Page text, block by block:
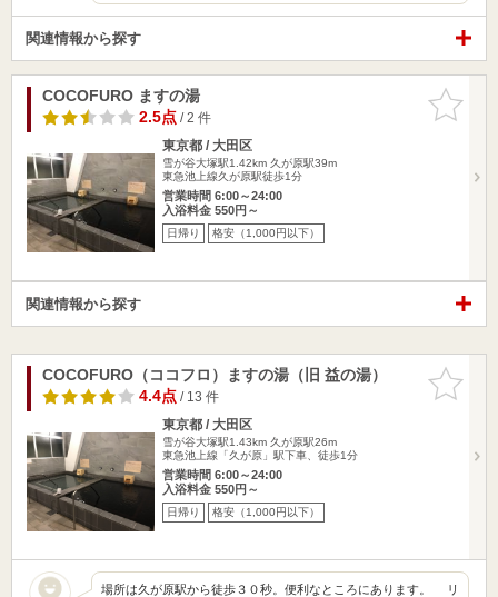
関連情報から探す
お気に入
りに追加
COCOFURO ますの湯
2.5点/ 2 件
東京都 / 大田区
雪が谷大塚駅1.42km 久が原駅39m
東急池上線久が原駅徒歩1分
営業時間 6:00～24:00
入浴料金 550円～
日帰り 格安（1,000円以下）
関連情報から探す
お気に入
りに追加
COCOFURO（ココフロ）ますの湯（旧 益の湯）
4.4点/ 13 件
東京都 / 大田区
雪が谷大塚駅1.43km 久が原駅26m
東急池上線「久が原」駅下車、徒歩1分
営業時間 6:00～24:00
入浴料金 550円～
日帰り 格安（1,000円以下）
場所は久が原駅から徒歩３０秒。便利なところにあります。 リ